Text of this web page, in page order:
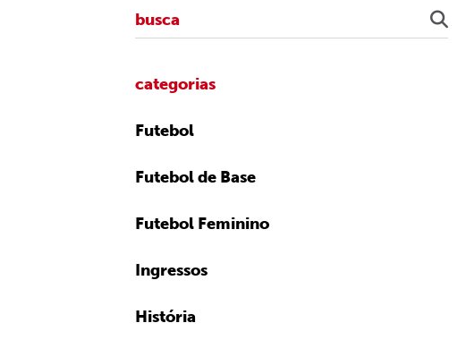
categorias
Futebol
Futebol de Base
Futebol Feminino
Ingressos
História